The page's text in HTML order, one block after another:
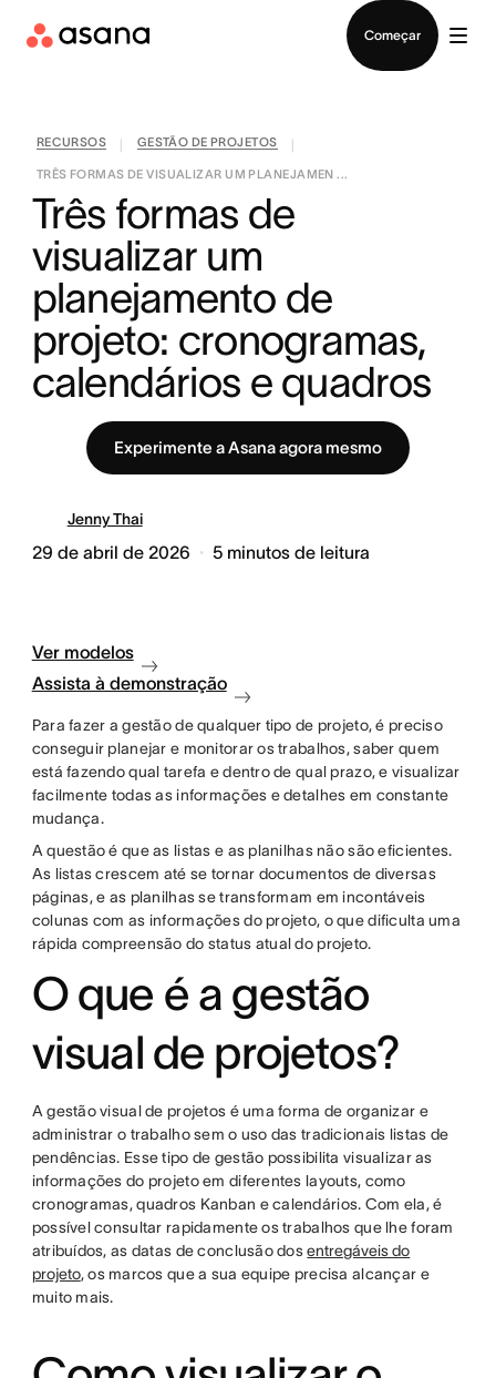
Começar
RECURSOS GESTÃO DE PROJETOS
TRÊS FORMAS DE VISUALIZAR UM PLANEJAMEN ...
Três formas de
visualizar um
planejamento de
projeto: cronogramas,
calendários e quadros
Experimente a Asana agora mesmo
Jenny Thai
29 de abril de 2026 5 minutos de leitura
Ver modelos
Assista à demonstração
Para fazer a gestão de qualquer tipo de projeto, é preciso
conseguir planejar e monitorar os trabalhos, saber quem
está fazendo qual tarefa e dentro de qual prazo, e visualizar
facilmente todas as informações e detalhes em constante
mudança.
A questão é que as listas e as planilhas não são eficientes.
As listas crescem até se tornar documentos de diversas
páginas, e as planilhas se transformam em incontáveis
colunas com as informações do projeto, o que dificulta uma
rápida compreensão do status atual do projeto.
O que é a gestão
visual de projetos?
A gestão visual de projetos é uma forma de organizar e
administrar o trabalho sem o uso das tradicionais listas de
pendências. Esse tipo de gestão possibilita visualizar as
informações do projeto em diferentes layouts, como
cronogramas, quadros Kanban e calendários. Com ela, é
possível consultar rapidamente os trabalhos que lhe foram
atribuídos, as datas de conclusão dosentregáveis do
projeto, os marcos que a sua equipe precisa alcançar e
muito mais.